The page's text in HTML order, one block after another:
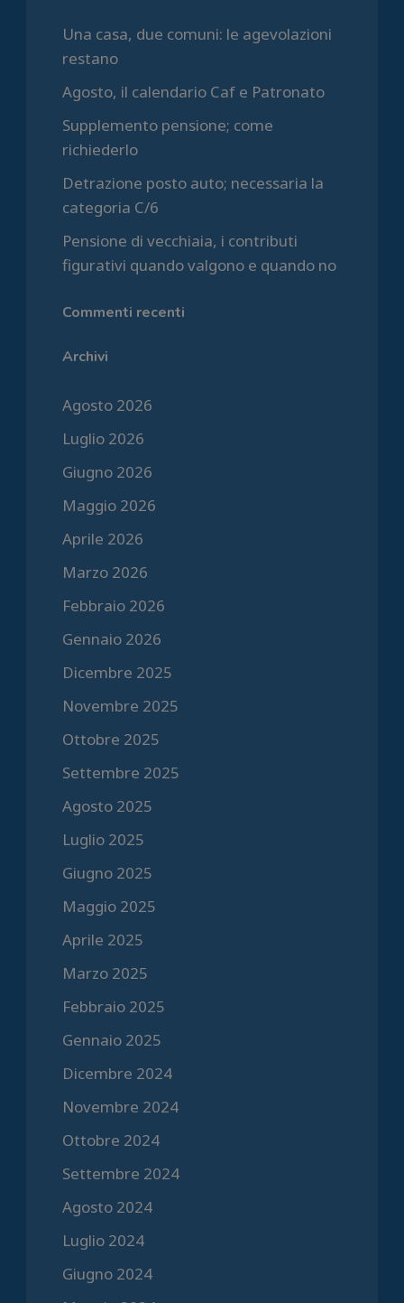
Una casa, due comuni: le agevolazioni
restano
Agosto, il calendario Caf e Patronato
Supplemento pensione; come
richiederlo
Detrazione posto auto; necessaria la
categoria C/6
Pensione di vecchiaia, i contributi
figurativi quando valgono e quando no
Commenti recenti
Archivi
Agosto 2026
Luglio 2026
Giugno 2026
Maggio 2026
Aprile 2026
Marzo 2026
Febbraio 2026
Gennaio 2026
Dicembre 2025
Novembre 2025
Ottobre 2025
Settembre 2025
Agosto 2025
Luglio 2025
Giugno 2025
Maggio 2025
Aprile 2025
Marzo 2025
Febbraio 2025
Gennaio 2025
Dicembre 2024
Novembre 2024
Ottobre 2024
Settembre 2024
Agosto 2024
Luglio 2024
Giugno 2024